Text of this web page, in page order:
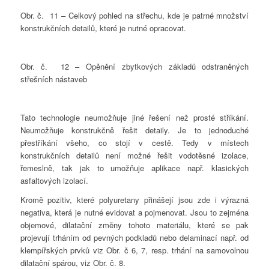
Obr. č. 11 – Celkový pohled na střechu, kde je patrné množství
konstrukčních detailů, které je nutné opracovat.
Obr. č. 12 – Opěnění zbytkových základů odstraněných
střešních nástaveb
Tato technologie neumožňuje jiné řešení než prosté stříkání.
Neumožňuje konstrukčně řešit detaily. Je to jednoduché
přestříkání všeho, co stojí v cestě. Tedy v místech
konstrukčních detailů není možné řešit vodotěsné izolace,
řemeslně, tak jak to umožňuje aplikace např. klasických
asfaltových izolací.
Kromě pozitiv, které polyuretany přinášejí jsou zde i výrazná
negativa, která je nutné evidovat a pojmenovat. Jsou to zejména
objemové, dilatační změny tohoto materiálu, které se pak
projevují trháním od pevných podkladů nebo delaminací např. od
klempířských prvků viz Obr. č 6, 7, resp. trhání na samovolnou
dilatační spárou, viz Obr. č. 8.